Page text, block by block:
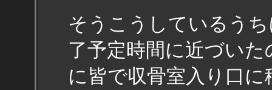
そうこうしているう
了予定時間に近づい
に皆で収骨室入り口に